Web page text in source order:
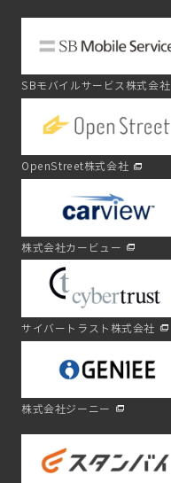
SBモバイルサービス株式会社
OpenStreet株式会社
株式会社カービュー
サイバートラスト株式会社
株式会社ジーニー